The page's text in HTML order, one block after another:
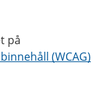
på
(WCAG)